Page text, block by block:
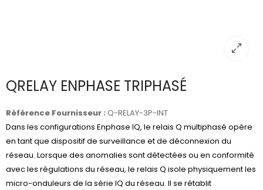
QRELAY ENPHASE TRIPHASÉ
Référence Fournisseur : Q-RELAY-3P-INT
Dans les configurations Enphase IQ, le relais Q multiphasé opère
en tant que dispositif de surveillance et de déconnexion du
réseau. Lorsque des anomalies sont détectées ou en conformité
avec les régulations du réseau, le relais Q isole physiquement les
micro-onduleurs de la série IQ du réseau. Il se rétablit